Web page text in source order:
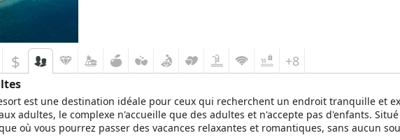
$ +8
est une destination idéale pour ceux qui recherchent un endroit tranquille et
adultes, le complexe n'accueille que des adultes et n'accepte pas d'enfants.
où vous pourrez passer des vacances relaxantes et romantiques, sans aucun